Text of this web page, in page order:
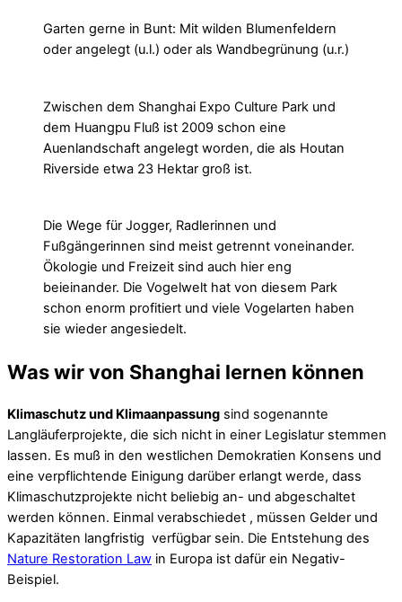
Garten gerne in Bunt: Mit wilden Blumenfeldern
oder angelegt (u.l.) oder als Wandbegrünung (u.r.)
Zwischen dem Shanghai Expo Culture Park und
dem Huangpu Fluß ist 2009 schon eine
Auenlandschaft angelegt worden, die als Houtan
Riverside etwa 23 Hektar groß ist.
Die Wege für Jogger, Radlerinnen und
Fußgängerinnen sind meist getrennt voneinander.
Ökologie und Freizeit sind auch hier eng
beieinander. Die Vogelwelt hat von diesem Park
schon enorm profitiert und viele Vogelarten haben
sie wieder angesiedelt.
Was wir von Shanghai lernen können
Klimaschutz und Klimaanpassung sind sogenannte
Langläuferprojekte, die sich nicht in einer Legislatur stemmen
lassen. Es muß in den westlichen Demokratien Konsens und
eine verpflichtende Einigung darüber erlangt werde, dass
Klimaschutzprojekte nicht beliebig an- und abgeschaltet
werden können. Einmal verabschiedet , müssen Gelder und
Kapazitäten langfristig verfügbar sein. Die Entstehung des
Nature Restoration Law in Europa ist dafür ein Negativ-
Beispiel.